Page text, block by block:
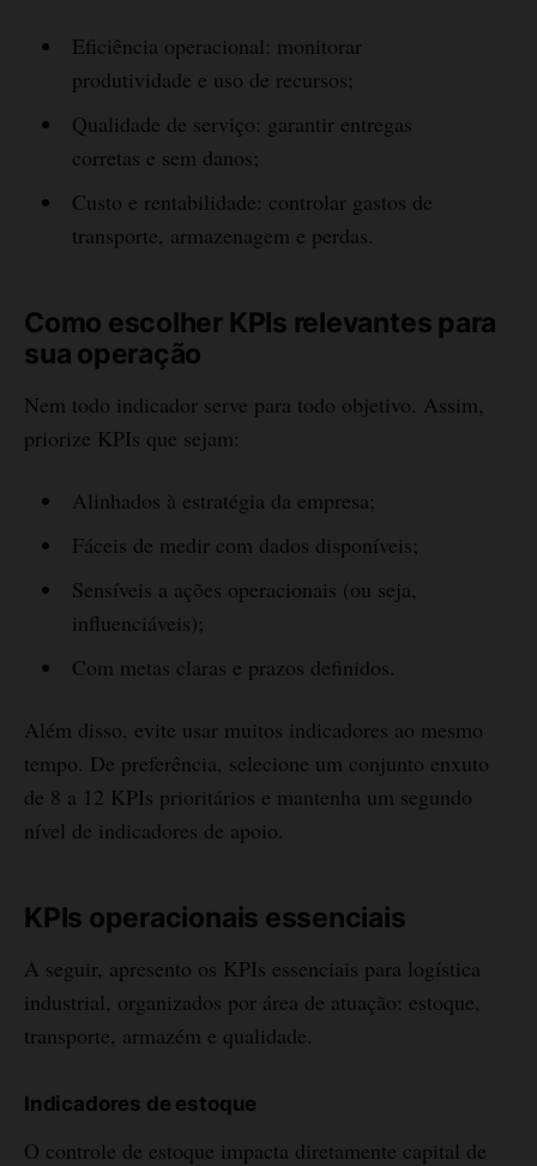
Eficiência operacional: monitorar
produtividade e uso de recursos;
Qualidade de serviço: garantir entregas
corretas e sem danos;
Custo e rentabilidade: controlar gastos de
transporte, armazenagem e perdas.
Como escolher KPIs relevantes para
sua operação
Nem todo indicador serve para todo objetivo. Assim,
priorize KPIs que sejam:
Alinhados à estratégia da empresa;
Fáceis de medir com dados disponíveis;
Sensíveis a ações operacionais (ou seja,
influenciáveis);
Com metas claras e prazos definidos.
Além disso, evite usar muitos indicadores ao mesmo
tempo. De preferência, selecione um conjunto enxuto
de 8 a 12 KPIs prioritários e mantenha um segundo
nível de indicadores de apoio.
KPIs operacionais essenciais
A seguir, apresento os KPIs essenciais para logística
industrial, organizados por área de atuação: estoque,
transporte, armazém e qualidade.
Indicadores de estoque
O controle de estoque impacta diretamente capital de